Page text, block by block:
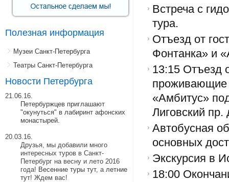
Полезная информация
Музеи Санкт-Петербурга
Театры Санкт-Петербурга
Новости Петербурга
21.06.16.
Петербуржцев приглашают
"окунуться" в лабиринт афонских
монастырей.
20.03.16.
Друзья, мы добавили много
интересных туров в Санкт-
Петербург на весну и лето 2016
года! Весенние туры тут, а летние
тут! Ждем вас!
Встреча с
тура.
Отъезд от
Фонтанка» и
13:15 Отъезд
проживающие
«Амбитус»
Лиговский пр.
Автобусная
основных
Экскурсия в
18:00